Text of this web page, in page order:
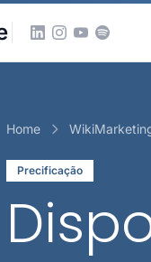
Home
Precificação